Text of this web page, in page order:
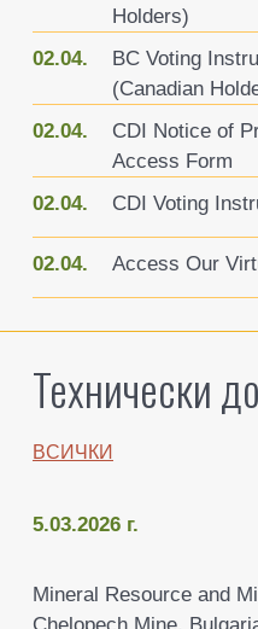
Holders)
02.04.
BC Voting
(Canadian
02.04.
CDI Notice of
Access Form
02.04.
CDI Voting
02.04. Access Our
Технически
BСИЧКИ
5.03.2026 г.
Mineral Resource and